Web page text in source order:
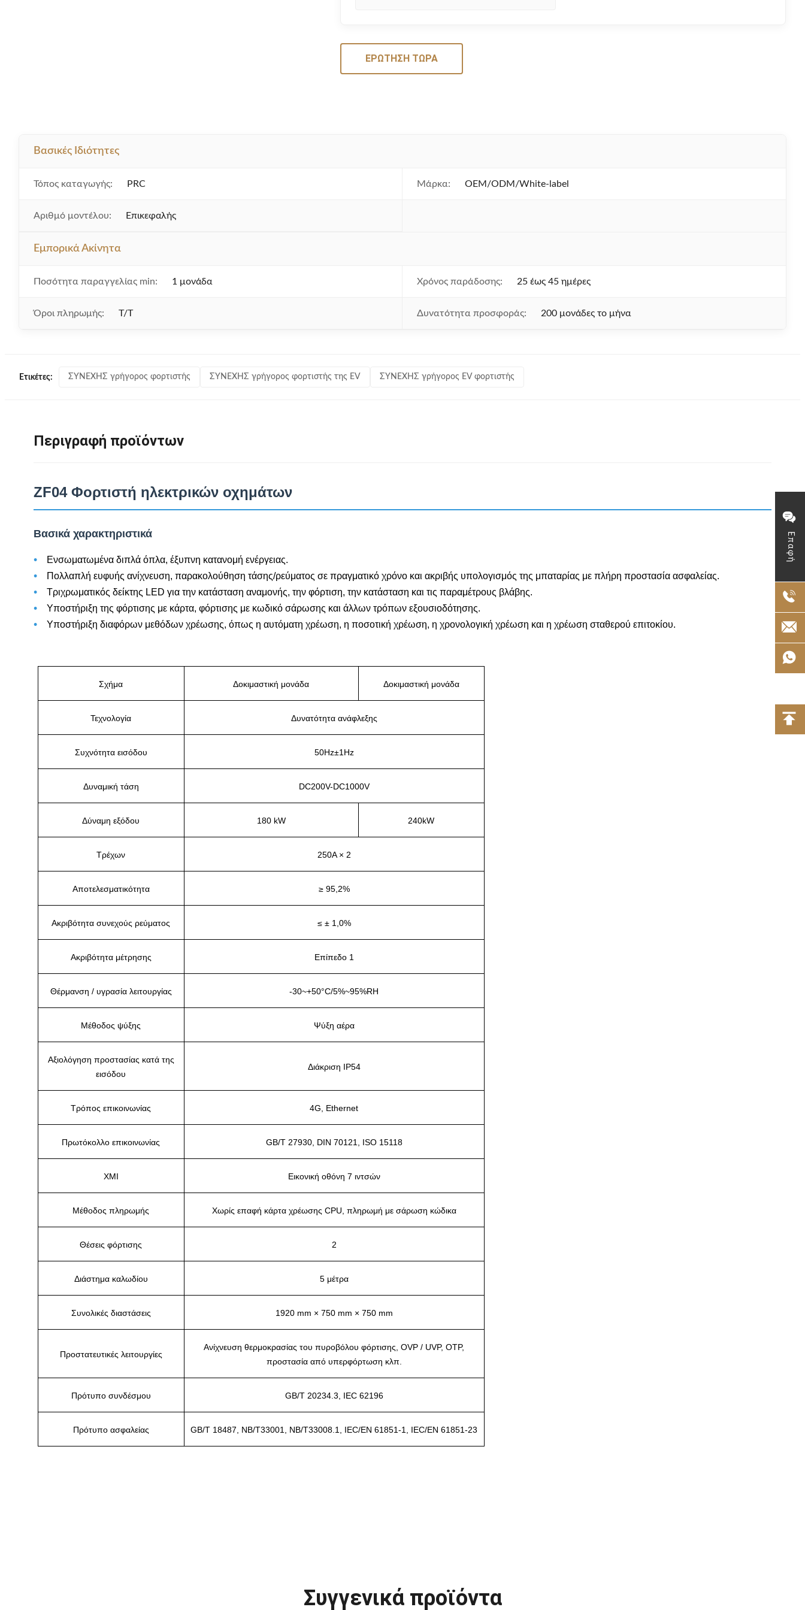
Επαφή
ΕΡΏΤΗΣΗ ΤΏΡΑ
Βασικές Ιδιότητες
Τόπος καταγωγής: PRC Μάρκα: OEM/ODM/White-label
Αριθμό μοντέλου: Επικεφαλής
Εμπορικά Ακίνητα
Ποσότητα παραγγελίας min: 1 μονάδα Χρόνος παράδοσης: 25 έως 45 ημέρες
Όροι πληρωμής: T/T Δυνατότητα προσφοράς: 200 μονάδες το μήνα
Ετικέτες: ΣΥΝΕΧΗΣ γρήγορος φορτιστής ΣΥΝΕΧΗΣ γρήγορος φορτιστής της EV ΣΥΝΕΧΗΣ γρήγορος EV φορτιστής
Περιγραφή προϊόντων
ZF04 Φορτιστή ηλεκτρικών οχημάτων
Βασικά χαρακτηριστικά
• Ενσωματωμένα διπλά όπλα, έξυπνη κατανομή ενέργειας.
• Πολλαπλή ευφυής ανίχνευση, παρακολούθηση τάσης/ρεύματος σε πραγματικό χρόνο και ακριβής υπολογισμός της μπαταρίας με πλήρη προστασία ασφαλείας.
• Τριχρωματικός δείκτης LED για την κατάσταση αναμονής, την φόρτιση, την κατάσταση και τις παραμέτρους βλάβης.
• Υποστήριξη της φόρτισης με κάρτα, φόρτισης με κωδικό σάρωσης και άλλων τρόπων εξουσιοδότησης.
• Υποστήριξη διαφόρων μεθόδων χρέωσης, όπως η αυτόματη χρέωση, η ποσοτική χρέωση, η χρονολογική χρέωση και η χρέωση σταθερού επιτοκίου.
Σχήμα Δοκιμαστική μονάδα Δοκιμαστική μονάδα
Τεχνολογία Δυνατότητα ανάφλεξης
Συχνότητα εισόδου 50Hz±1Hz
Δυναμική τάση DC200V-DC1000V
Δύναμη εξόδου 180 kW 240kW
Τρέχων 250A × 2
Αποτελεσματικότητα ≥ 95,2%
Ακριβότητα συνεχούς ρεύματος ≤ ± 1,0%
Ακριβότητα μέτρησης Επίπεδο 1
Θέρμανση / υγρασία λειτουργίας -30~+50°C/5%~95%RH
Μέθοδος ψύξης Ψύξη αέρα
Αξιολόγηση προστασίας κατά της
εισόδου
Διάκριση IP54
Τρόπος επικοινωνίας 4G, Ethernet
Πρωτόκολλο επικοινωνίας GB/T 27930, DIN 70121, ISO 15118
ΧΜΙ Εικονική οθόνη 7 ιντσών
Μέθοδος πληρωμής Χωρίς επαφή κάρτα χρέωσης CPU, πληρωμή με σάρωση κώδικα
Θέσεις φόρτισης 2
Διάστημα καλωδίου 5 μέτρα
Συνολικές διαστάσεις 1920 mm × 750 mm × 750 mm
Προστατευτικές λειτουργίες
Ανίχνευση θερμοκρασίας του πυροβόλου φόρτισης, OVP / UVP, OTP,
προστασία από υπερφόρτωση κλπ.
Πρότυπο συνδέσμου GB/T 20234.3, IEC 62196
Πρότυπο ασφαλείας GB/T 18487, NB/T33001, NB/T33008.1, IEC/EN 61851-1, IEC/EN 61851-23
Συγγενικά προϊόντα